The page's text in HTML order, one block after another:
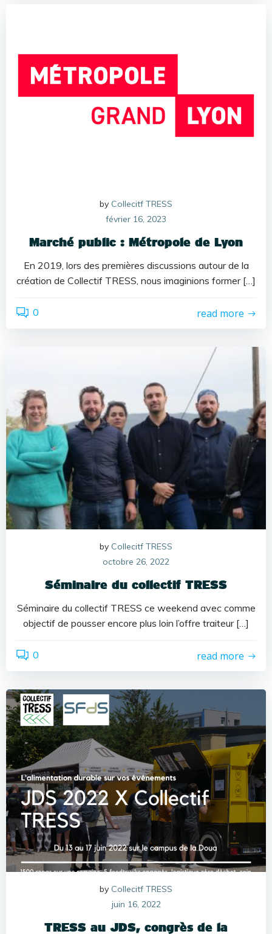
by Collecitf TRESS
février 16, 2023
Marché public : Métropole de Lyon
En 2019, lors des premières discussions autour de la
création de Collectif TRESS, nous imaginions former […]
0 read more
by Collecitf TRESS
octobre 26, 2022
Séminaire du collectif TRESS
Séminaire du collectif TRESS ce weekend avec comme
objectif de pousser encore plus loin l’offre traiteur […]
0 read more
by Collecitf TRESS
juin 16, 2022
TRESS au JDS, congrès de la